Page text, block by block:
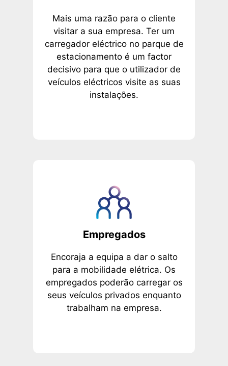
Mais uma razão para o cliente
visitar a sua empresa. Ter um
carregador eléctrico no parque de
estacionamento é um factor
decisivo para que o utilizador de
veículos eléctricos visite as suas
instalações.
Empregados
Encoraja a equipa a dar o salto
para a mobilidade elétrica. Os
empregados poderão carregar os
seus veículos privados enquanto
trabalham na empresa.